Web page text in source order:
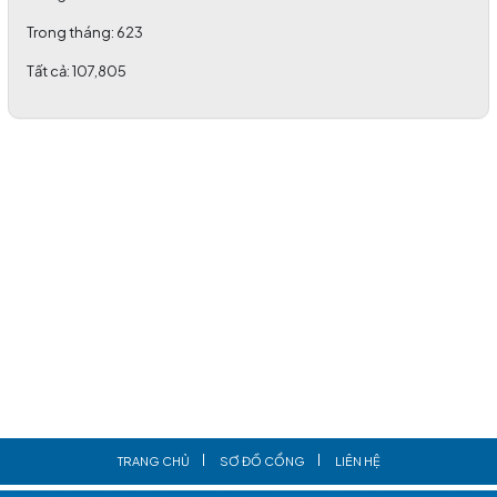
(06/03/2026)
Trong tháng: 623
Tất cả:107,805
TRANG CHỦ SƠ ĐỒ CỔNG LIÊN HỆ